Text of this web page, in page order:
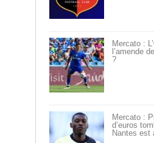
Mercato :
l’amende
?
Mercato :
d’euros
Nantes est